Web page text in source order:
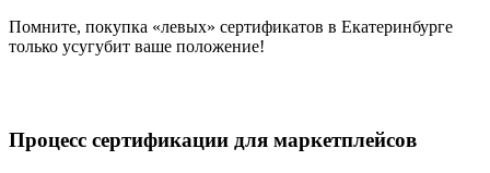
Помните, покупка «левых» сертификатов в Екатеринбурге
только усугубит ваше положение!
Процесс сертификации для маркетплейсов